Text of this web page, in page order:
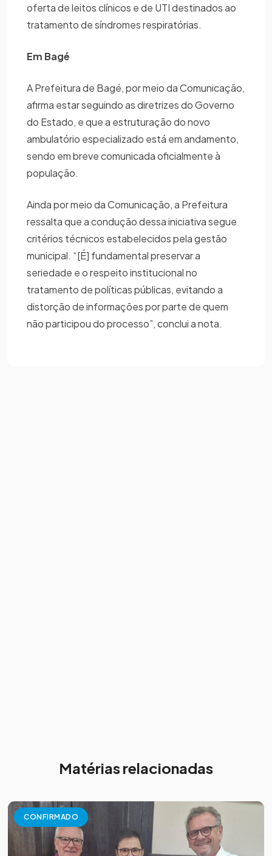
oferta de leitos clínicos e de UTI destinados ao
tratamento de síndromes respiratórias.
Em Bagé
A Prefeitura de Bagé, por meio da Comunicação,
afirma estar seguindo as diretrizes do Governo
do Estado, e que a estruturação do novo
ambulatório especializado está em andamento,
sendo em breve comunicada oficialmente à
população.
Ainda por meio da Comunicação, a Prefeitura
ressalta que a condução dessa iniciativa segue
critérios técnicos estabelecidos pela gestão
municipal. “[É] fundamental preservar a
seriedade e o respeito institucional no
tratamento de políticas públicas, evitando a
distorção de informações por parte de quem
não participou do processo”, conclui a nota.
Matérias relacionadas
CONFIRMADO